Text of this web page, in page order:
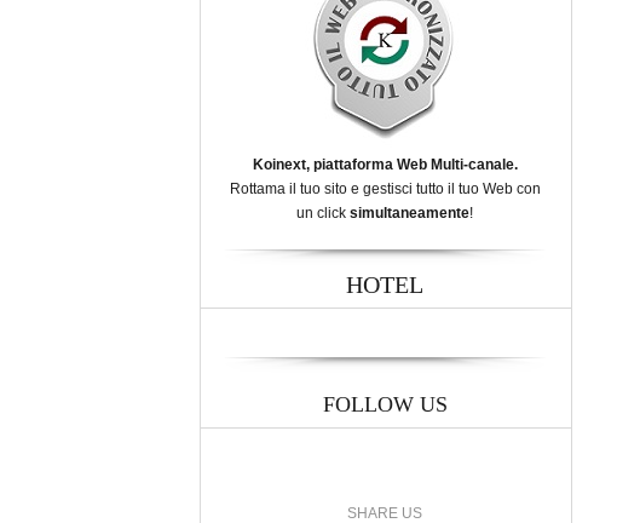
Koinext, piattaforma Web Multi-canale.
Rottama il tuo sito e gestisci tutto il tuo Web con
un click simultaneamente!
HOTEL
FOLLOW US
SHARE US